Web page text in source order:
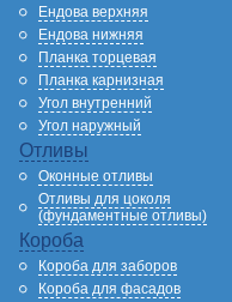
Ендова верхняя
Ендова нижняя
Планка торцевая
Планка карнизная
Угол внутренний
Угол наружный
Отливы
Оконные отливы
Отливы для цоколя
(фундаментные отливы)
Короба
Короба для заборов
Короба для фасадов